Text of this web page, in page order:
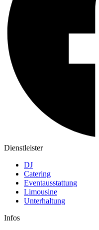
Dienstleister
DJ
Catering
Eventausstattung
Limousine
Unterhaltung
Infos